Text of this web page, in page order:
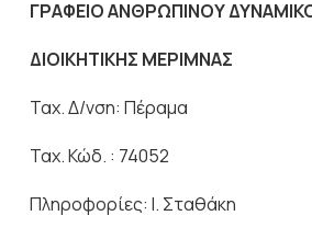
ΓΡΑΦΕΙΟ ΑΝΘΡΩΠΙΝΟΥ
ΔΙΟΙΚΗΤΙΚΗΣ ΜΕΡΙΜΝΑΣ
Ταχ. Δ/νση: Πέραμα
Ταχ. Κώδ. : 74052
Πληροφορίες: Ι. Σταθάκη